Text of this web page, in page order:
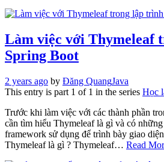
Làm việc với Thymeleaf
Spring Boot
2 years ago by Đăng QuangJava
This entry is part 1 of 1 in the series Học
Trước khi làm việc với các thành phần
cần tìm hiểu Thymeleaf là gì và có
framework sử dụng để trình bày giao
Thymeleaf là gì ? Thymeleaf… Read